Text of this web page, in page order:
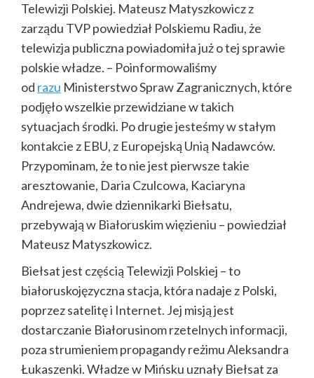
Telewizji Polskiej. Mateusz Matyszkowicz z
zarządu TVP powiedział Polskiemu Radiu, że
telewizja publiczna powiadomiła już o tej sprawie
polskie władze. – Poinformowaliśmy
od razu Ministerstwo Spraw Zagranicznych, które
podjęło wszelkie przewidziane w takich
sytuacjach środki. Po drugie jesteśmy w stałym
kontakcie z EBU, z Europejską Unią Nadawców.
Przypominam, że to nie jest pierwsze takie
aresztowanie, Daria Czulcowa, Kaciaryna
Andrejewa, dwie dziennikarki Biełsatu,
przebywają w Białoruskim więzieniu – powiedział
Mateusz Matyszkowicz.
Biełsat jest częścią Telewizji Polskiej – to
białoruskojęzyczna stacja, która nadaje z Polski,
poprzez satelitę i Internet. Jej misją jest
dostarczanie Białorusinom rzetelnych informacji,
poza strumieniem propagandy reżimu Aleksandra
Łukaszenki. Władze w Mińsku uznały Biełsat za